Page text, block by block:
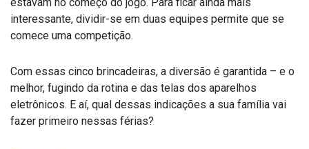
interessante, dividir-se em duas equipes permite que se
comece uma competição.
Com essas cinco brincadeiras, a diversão é garantida – e o
melhor, fugindo da rotina e das telas dos aparelhos
eletrônicos. E aí, qual dessas indicações a sua família vai
fazer primeiro nessas férias?